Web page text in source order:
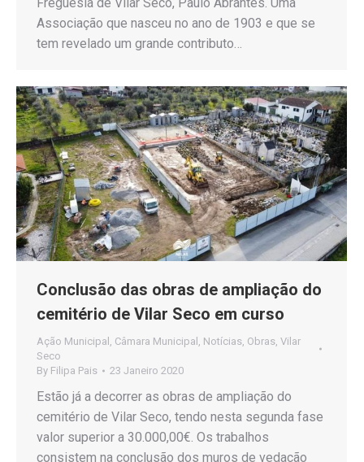
Associação que nasceu no ano de 1903 e que se
tem revelado um grande contributo…
Conclusão das obras de ampliação do
cemitério de Vilar Seco em curso
Ação Municipal Câmara Municipal Notícias Obras Vilar
Seco
By Filipa Pais 23 Janeiro 2020
Estão já a decorrer as obras de ampliação do
cemitério de Vilar Seco, tendo nesta segunda fase
valor superior a 30.000,00€. Os trabalhos
consistem na conclusão dos muros de vedação